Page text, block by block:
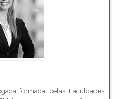
formada pelas Faculdades